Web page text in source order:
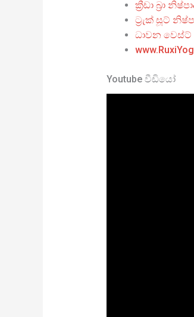
ක්‍රීඩා බ්‍රා
ට්‍රැක් සූට්
ධාවන වෙස්ට්
Youtube වීඩියෝ